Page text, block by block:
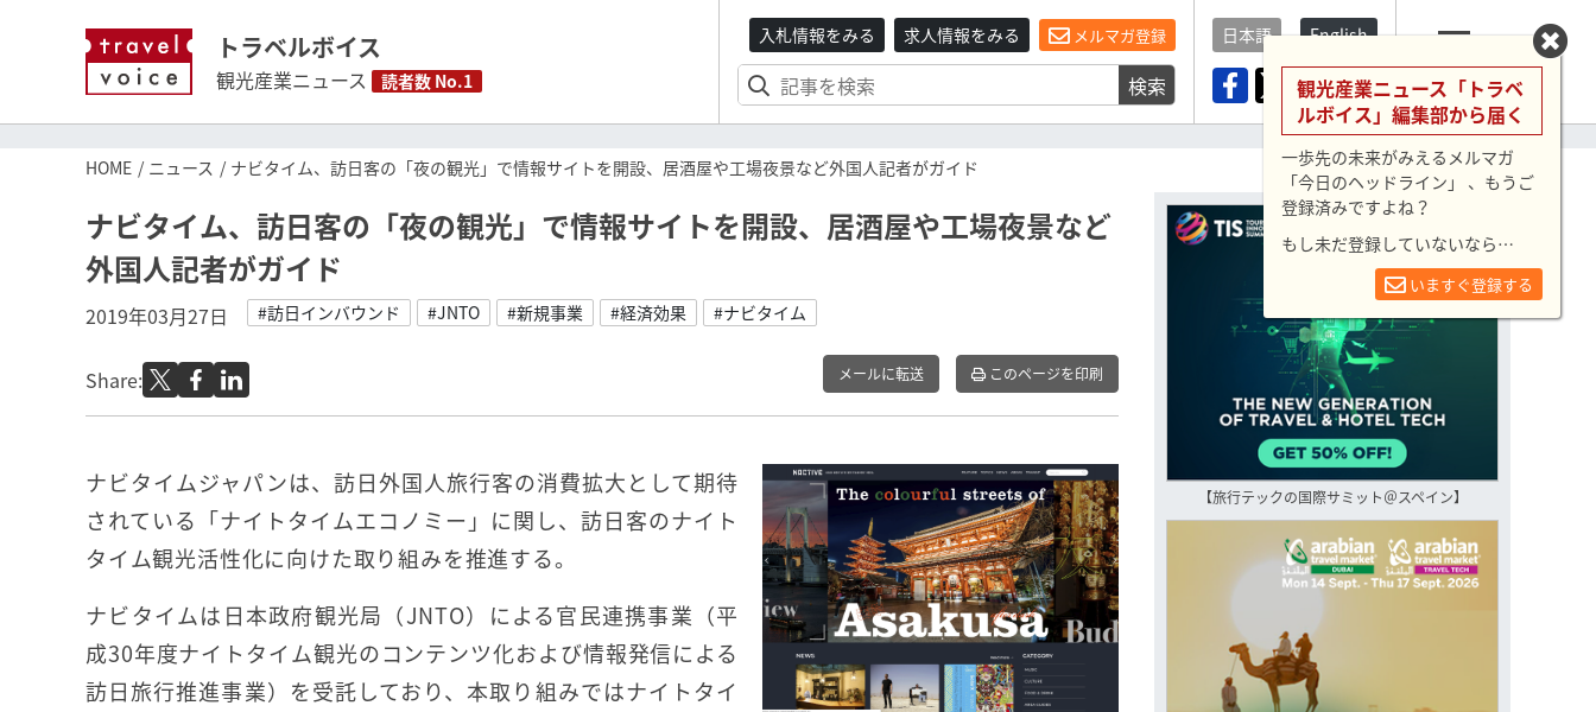
トラベルボイス
観光産業ニュース 読者数 No.1
入札情報をみる 求人情報をみる メルマガ登録
検索
日本語 English
メニュー
HOME ニュース ナビタイム、訪日客の「夜の観光」で情報サイトを開設、居酒屋や工場夜景など外国人記者がガイド
ナビタイム、訪日客の「夜の観光」で情報サイトを開設、居酒屋や工場夜景など
外国人記者がガイド
2019年03月27日 #訪日インバウンド #JNTO #新規事業 #経済効果 #ナビタイム
Share: メールに転送 このページを印刷
ナビタイムジャパンは、訪日外国人旅行客の消費拡大として期待
されている「ナイトタイムエコノミー」に関し、訪日客のナイト
タイム観光活性化に向けた取り組みを推進する。
ナビタイムは日本政府観光局（JNTO）による官民連携事業（平
成30年度ナイトタイム観光のコンテンツ化および情報発信による
訪日旅行推進事業）を受託しており、本取り組みではナイトタイ
【旅行テックの国際サミット＠スペイン】
観光産業ニュース「トラベ
ルボイス」編集部から届く
一歩先の未来がみえるメルマガ
「今日のヘッドライン」 、もうご
登録済みですよね？
もし未だ登録していないなら…
いますぐ登録する